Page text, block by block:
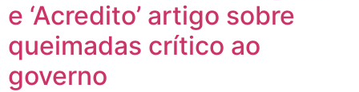
e ‘Acredito’ artigo sobre
queimadas crítico ao
governo